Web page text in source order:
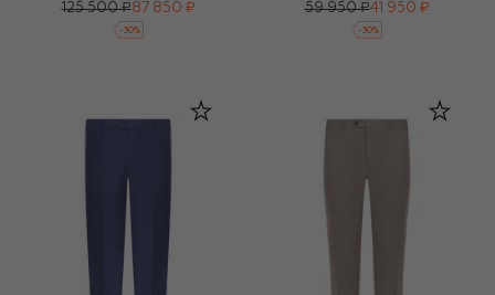
125 500 ₽87 850 ₽
-30%
59 950 ₽41 950 ₽
-30%